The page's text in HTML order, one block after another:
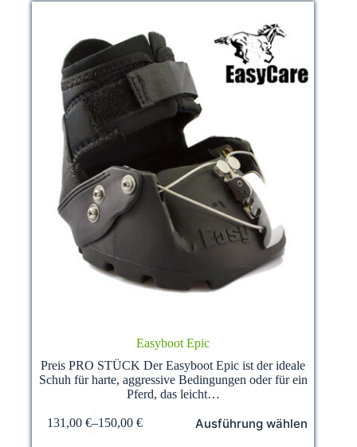
Easyboot Epic
Preis PRO STÜCK Der Easyboot Epic ist der ideale
Schuh für harte, aggressive Bedingungen oder für ein
Pferd, das leicht…
131,00 €–150,00 € Ausführung wählen
Produkt